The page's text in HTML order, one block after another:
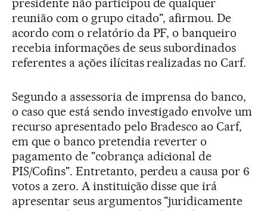
reunião com o grupo citado", afirmou. De
acordo com o relatório da PF, o banqueiro
recebia informações de seus subordinados
referentes a ações ilícitas realizadas no Carf.
Segundo a assessoria de imprensa do banco,
o caso que está sendo investigado envolve um
recurso apresentado pelo Bradesco ao Carf,
em que o banco pretendia reverter o
pagamento de "cobrança adicional de
PIS/Cofins". Entretanto, perdeu a causa por 6
votos a zero. A instituição disse que irá
apresentar seus argumentos "juridicamente